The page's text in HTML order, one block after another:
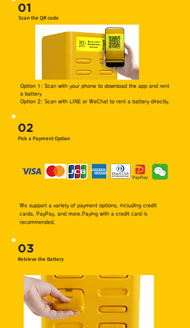
01
Scan the QR code
Option 1: Scan with your phone to download the app and rent
a battery
Option 2: Scan with LINE or WeChat to rent a battery directly.
02
Pick a Payment Option
We support a variety of payment options, including credit
cards, PayPay, and more.Paying with a credit card is
recommended.
03
Retrieve the Battery